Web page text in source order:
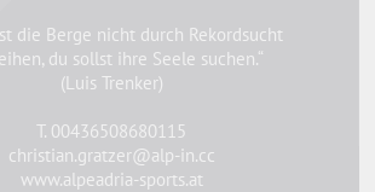
die Berge nicht durch Rekordsucht
du sollst ihre Seele suchen.“
(Luis Trenker)
T. 00436508680115
christian.gratzer@alp-in.cc
www.alpeadria-sports.at